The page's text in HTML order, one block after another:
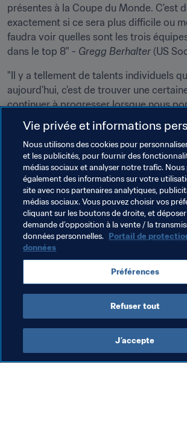
présentes à la Coupe du Monde. C'est
exactement si ce sera plus difficile ou
faudra voir quelles sont les trois
dans le top 8" - Gregg Berhalter (US
"Il y a tellement de talents individuels
aujourd'hui, c'est de trouver une
continuer à progresser lorsque nous
de l'équipe nationale pour représenter
ensemble. À l'approche des
devra être à la hauteur et surtout se
Coupe du Monde. On a encore
prouver, mais on affiche la bonne
pas brûler les étapes" - Tyler Adams
Thèmes en lien
Coupe du Monde de la FIFA, Qatar
Concacaf
Vie privée et informations
Nous utilisons des cookies pour
et les publicités, pour fournir des
médias sociaux et analyser notre trafic.
également des informations sur votre
site avec nos partenaires analytiques,
médias sociaux. Vous pouvez choisir vos
cliquant sur les boutons de droite, et
demande d’opposition à la vente / la
données personnelles. Portail de
données
Préférences
Refuser tout
J’accepte